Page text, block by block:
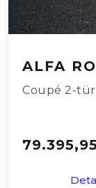
ALFA
Coupé 2-